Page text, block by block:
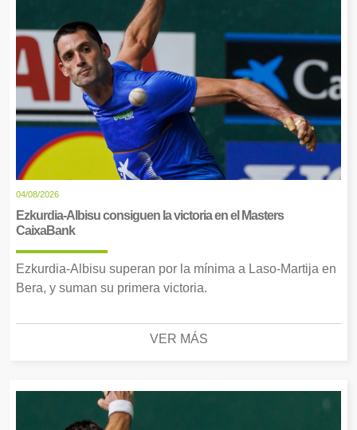
04/08/2026
Ezkurdia-Albisu consiguen la victoria en el Masters
CaixaBank
Ezkurdia-Albisu superan por la mínima a Laso-Martija en
Bera, y suman su primera victoria.
VER MÁS